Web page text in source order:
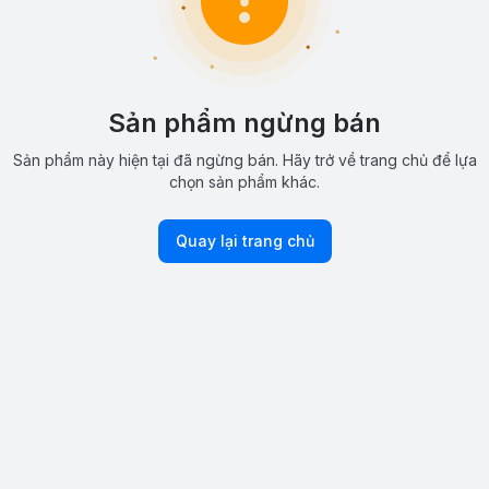
Sản phẩm ngừng bán
Sản phẩm này hiện tại đã ngừng bán. Hãy trở về trang chủ để lựa
chọn sản phẩm khác.
Quay lại trang chủ